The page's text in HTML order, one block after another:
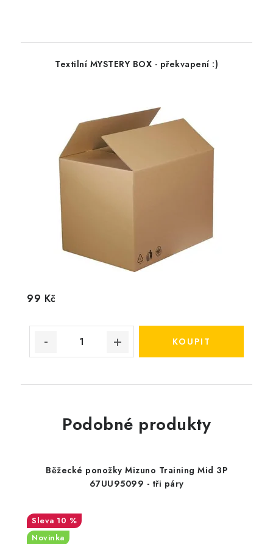
Textilní MYSTERY BOX - překvapení :)
99 Kč
Podobné produkty
Běžecké ponožky Mizuno Training Mid 3P
67UU95099 - tři páry
10 %
Novinka